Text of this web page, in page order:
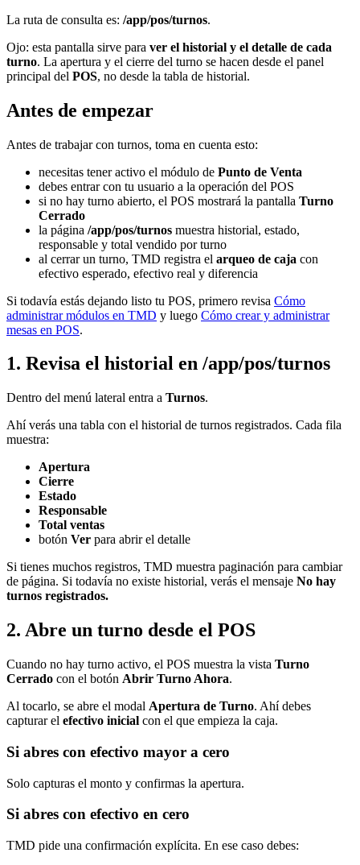
La ruta de consulta es: /app/pos/turnos.
Ojo: esta pantalla sirve para ver el historial y el detalle de cada
turno. La apertura y el cierre del turno se hacen desde el panel
principal del POS, no desde la tabla de historial.
Antes de empezar
Antes de trabajar con turnos, toma en cuenta esto:
necesitas tener activo el módulo de Punto de Venta
debes entrar con tu usuario a la operación del POS
si no hay turno abierto, el POS mostrará la pantalla Turno
Cerrado
la página /app/pos/turnos muestra historial, estado,
responsable y total vendido por turno
al cerrar un turno, TMD registra el arqueo de caja con
efectivo esperado, efectivo real y diferencia
Si todavía estás dejando listo tu POS, primero revisa Cómo
administrar módulos en TMD y luego Cómo crear y administrar
mesas en POS.
1. Revisa el historial en /app/pos/turnos
Dentro del menú lateral entra a Turnos.
Ahí verás una tabla con el historial de turnos registrados. Cada fila
muestra:
Apertura
Cierre
Estado
Responsable
Total ventas
botón Ver para abrir el detalle
Si tienes muchos registros, TMD muestra paginación para cambiar
de página. Si todavía no existe historial, verás el mensaje No hay
turnos registrados.
2. Abre un turno desde el POS
Cuando no hay turno activo, el POS muestra la vista Turno
Cerrado con el botón Abrir Turno Ahora.
Al tocarlo, se abre el modal Apertura de Turno. Ahí debes
capturar el efectivo inicial con el que empieza la caja.
Si abres con efectivo mayor a cero
Solo capturas el monto y confirmas la apertura.
Si abres con efectivo en cero
TMD pide una confirmación explícita. En ese caso debes: